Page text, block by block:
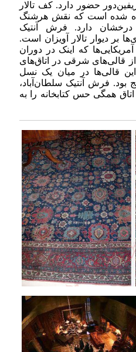
حضور دارد. کف تالار
شده است که نقش هرشنگ
دارد. فرش آنتیک
بر دیوار تالار آویزان است.
که اینک در دوران
قالی‌های شرقی در اتاق‌های
قالی‌ها در میان یک نسل
بود. فرش آنتیک سلطان‌آباد،
همگی حس کتابخانه را به